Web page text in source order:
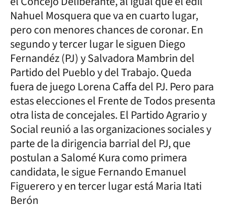
Nahuel Mosquera que va en cuarto lugar,
pero con menores chances de coronar. En
segundo y tercer lugar le siguen Diego
Fernandéz (PJ) y Salvadora Mambrin del
Partido del Pueblo y del Trabajo. Queda
fuera de juego Lorena Caffa del PJ. Pero para
estas elecciones el Frente de Todos presenta
otra lista de concejales. El Partido Agrario y
Social reunió a las organizaciones sociales y
parte de la dirigencia barrial del PJ, que
postulan a Salomé Kura como primera
candidata, le sigue Fernando Emanuel
Figuerero y en tercer lugar está Maria Itati
Berón